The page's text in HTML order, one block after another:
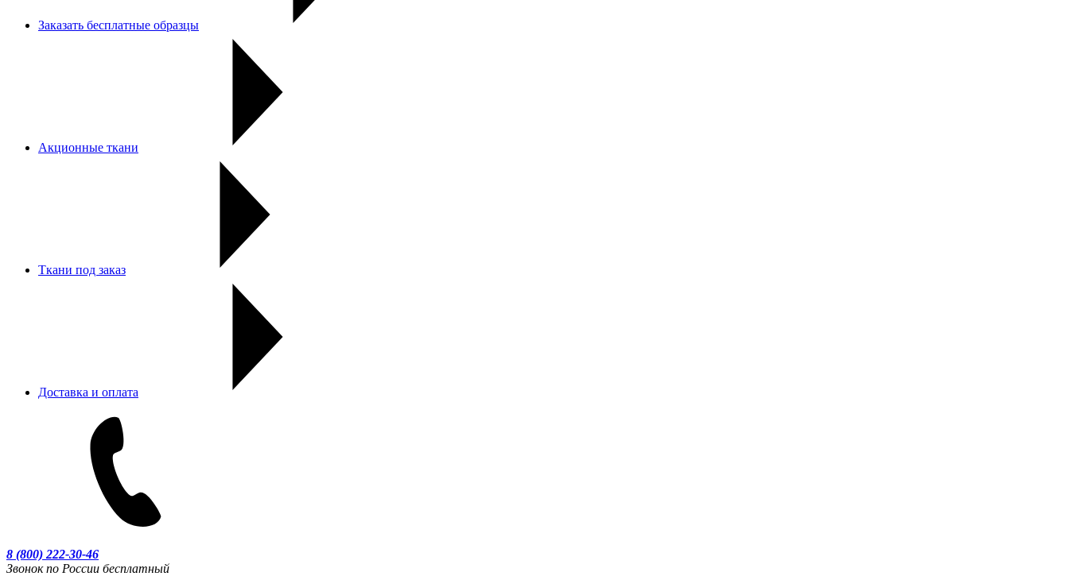
Заказать бесплатные образцы
Акционные ткани
Ткани под заказ
Доставка и оплата
8 (800) 222-30-46
Звонок по России бесплатный